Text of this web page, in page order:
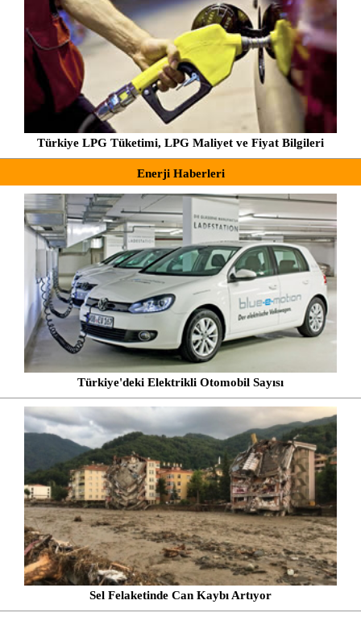
Türkiye LPG Tüketimi, LPG Maliyet ve Fiyat Bilgileri
Enerji Haberleri
Türkiye'deki Elektrikli Otomobil Sayısı
Sel Felaketinde Can Kaybı Artıyor